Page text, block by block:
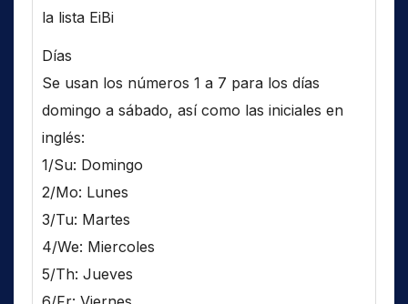
la lista EiBi
Días
Se usan los números 1 a 7 para los días
domingo a sábado, así como las iniciales en
inglés:
1/Su: Domingo
2/Mo: Lunes
3/Tu: Martes
4/We: Miercoles
5/Th: Jueves